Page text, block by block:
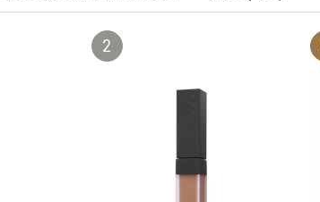
2